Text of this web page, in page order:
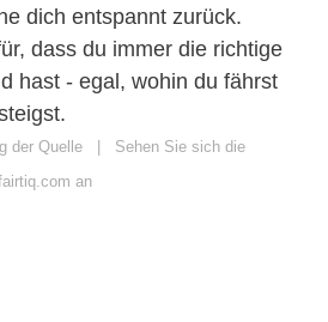
dich entspannt zurück.
dass du immer die richtige
hast - egal, wohin du fährst
der Quelle
Sehen Sie sich die
an